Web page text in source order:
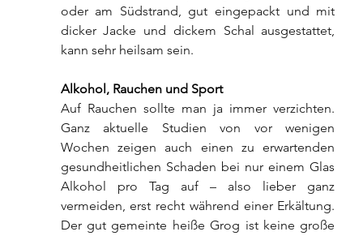
oder am Südstrand, gut eingepackt und mit
dicker Jacke und dickem Schal ausgestattet,
kann sehr heilsam sein.
Alkohol, Rauchen und Sport
Auf Rauchen sollte man ja immer verzichten.
Ganz aktuelle Studien von vor wenigen
Wochen zeigen auch einen zu erwartenden
gesundheitlichen Schaden bei nur einem Glas
Alkohol pro Tag auf – also lieber ganz
vermeiden, erst recht während einer Erkältung.
Der gut gemeinte heiße Grog ist keine große